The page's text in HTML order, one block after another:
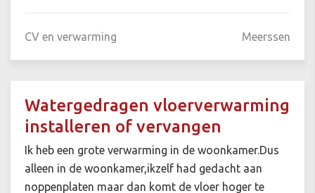
CV en verwarming Meerssen
Watergedragen vloerverwarming
installeren of vervangen
Ik heb een grote verwarming in de woonkamer.Dus
alleen in de woonkamer,ikzelf had gedacht aan
noppenplaten maar dan komt de vloer hoger te